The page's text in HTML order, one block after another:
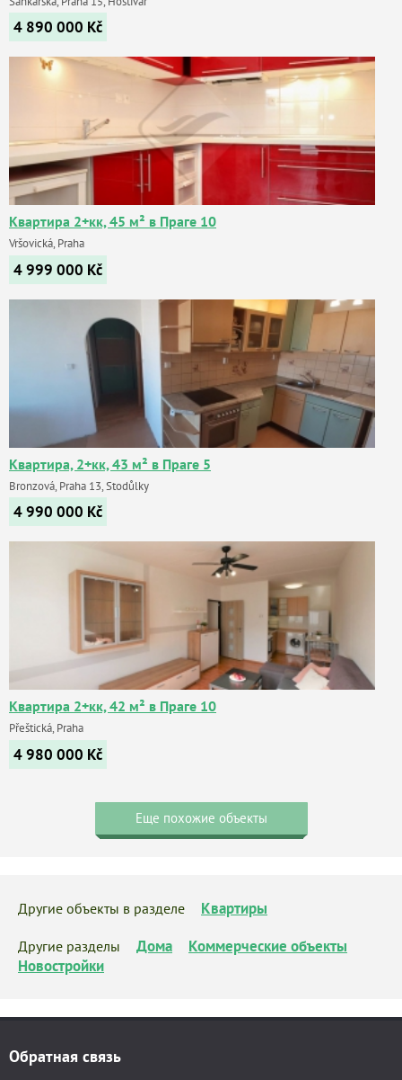
4 890 000 Kč
Квартира 2+кк, 45 м² в Праге 10
Vršovická, Praha
4 999 000 Kč
Квартира, 2+кк, 43 м² в Праге 5
Bronzová, Praha 13, Stodůlky
4 990 000 Kč
Квартира 2+кк, 42 м² в Праге 10
Přeštická, Praha
4 980 000 Kč
Еще похожие объекты
Другие объекты в разделе Квартиры
Другие разделы Дома
Коммерческие объекты
Новостройки
Обратная связь